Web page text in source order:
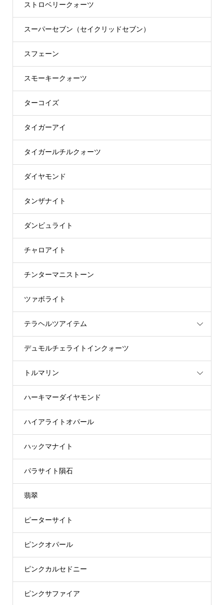
ストロベリークォーツ
スーパーセブン（セイクリッドセブン）
スフェーン
スモーキークォーツ
ターコイズ
タイガーアイ
タイガールチルクォーツ
ダイヤモンド
タンザナイト
ダンビュライト
チャロアイト
チンターマニストーン
ツァボライト
テラヘルツアイテム
デュモルチェライトインクォーツ
トルマリン
ハーキマーダイヤモンド
ハイアライトオパール
ハックマナイト
パラサイト隕石
翡翠
ピーターサイト
ピンクオパール
ピンクカルセドニー
ピンクサファイア